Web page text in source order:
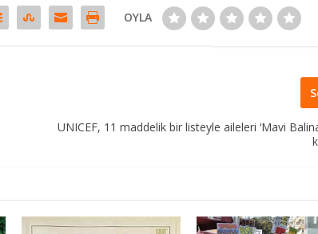
OYLA
UNICEF, 11 maddelik bir listeyle aileleri ‘Mavi